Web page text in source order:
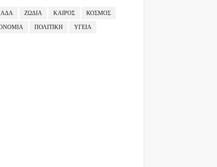
ΖΩΔΙΑ ΚΑΙΡΟΣ ΚΟΣΜΟΣ
ΠΟΛΙΤΙΚΗ ΥΓΕΙΑ